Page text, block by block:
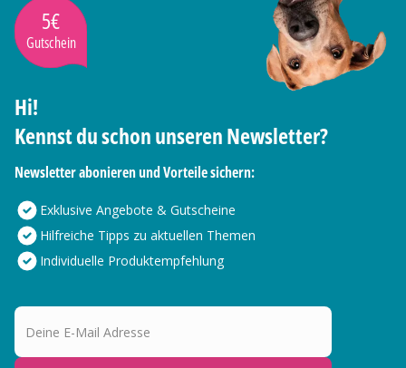
5€
Gutschein
Hi!
Kennst du schon unseren Newsletter?
Newsletter abonieren und Vorteile sichern:
Exklusive Angebote & Gutscheine
Hilfreiche Tipps zu aktuellen Themen
Individuelle Produktempfehlung
Deine E-Mail Adresse